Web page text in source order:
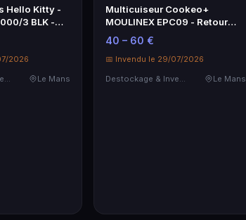
Hello Kitty -
3 BLK -
2026
Destockage & Invendus
Le Mans
Multicuiseur Cookeo+
MOULINEX EPC09 - Retour
client, état de fonctionnement
40 – 60 €
📅 Invendu le 29/07/2026
Destockage & Invendus
Le Mans